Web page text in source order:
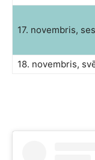
17. novembris,
18. novembris,